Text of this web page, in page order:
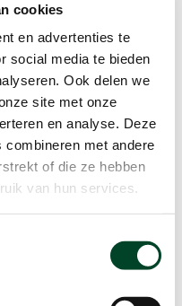
cookies
en advertenties te
social media te bieden
Ook delen we
site met onze
en analyse. Deze
combineren met andere
of die ze hebben
van hun services.
nieuws, verhalen,
rondom Kansfonds